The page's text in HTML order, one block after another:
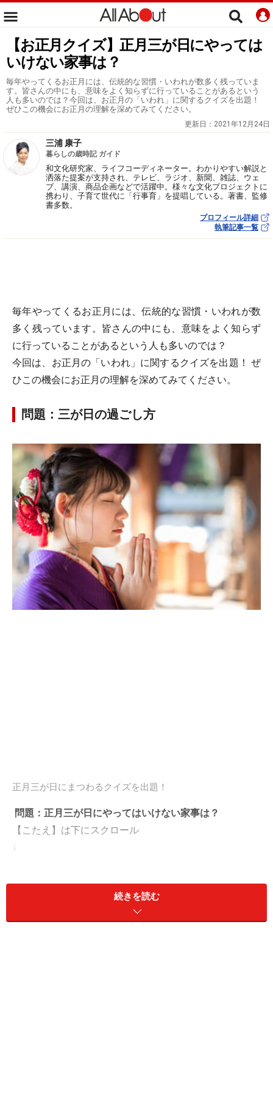
【お正月クイズ】正月三が日にやっては
いけない家事は？
毎年やってくるお正月には、伝統的な習慣・いわれが数多く残っていま
す。皆さんの中にも、意味をよく知らずに行っていることがあるという
人も多いのでは？今回は、お正月の「いわれ」に関するクイズを出題！
ぜひこの機会にお正月の理解を深めてみてください。
更新日： 2021年12月24日
三浦 康子
暮らしの歳時記 ガイド
和文化研究家、ライフコーディネーター。わかりやすい解説と
洒落た提案が支持され、テレビ、ラジオ、新聞、雑誌、ウェ
ブ、講演、商品企画などで活躍中。様々な文化プロジェクトに
携わり、子育て世代に「行事育」を提唱している。著書、監修
書多数。
プロフィール詳細
執筆記事一覧
毎年やってくるお正月には、伝統的な習慣・いわれが数
多く残っています。皆さんの中にも、意味をよく知らず
に行っていることがあるという人も多いのでは？
今回は、お正月の「いわれ」に関するクイズを出題！ ぜ
ひこの機会にお正月の理解を深めてみてください。
問題：三が日の過ごし方
正月三が日にまつわるクイズを出題！
問題：正月三が日にやってはいけない家事は？
【こたえ】は下にスクロール
↓
↓
続きを読む